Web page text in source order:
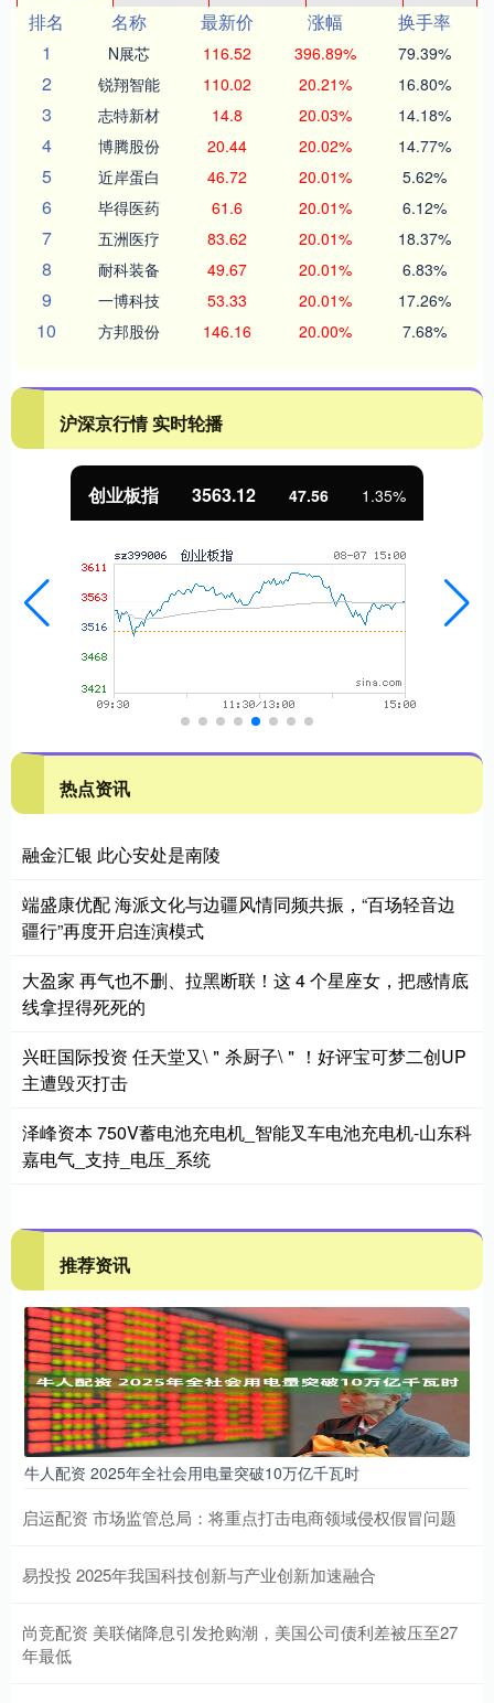
排名
名称 最新价 涨幅
换手率
1
N展芯 116.52 396.89% 79.39%
2 锐翔智能 110.02 20.21% 16.80%
3 志特新材 14.8 20.03% 14.18%
4 博腾股份 20.44 20.02% 14.77%
5 近岸蛋白 46.72 20.01% 5.62%
6 毕得医药 61.6 20.01% 6.12%
7 五洲医疗 83.62 20.01% 18.37%
8 耐科装备 49.67 20.01% 6.83%
9 一博科技 53.33 20.01% 17.26%
10 方邦股份 146.16 20.00% 7.68%
沪深京行情 实时轮播
基金指数 7242.10 12.30 0.17%
热点资讯
融金汇银 此心安处是南陵
端盛康优配 海派文化与边疆风情同频共振，“百场轻音边
疆行”再度开启连演模式
大盈家 再气也不删、拉黑断联！这 4 个星座女，把感情底
线拿捏得死死的
兴旺国际投资 任天堂又\＂杀厨子\＂！好评宝可梦二创UP
主遭毁灭打击
泽峰资本 750V蓄电池充电机_智能叉车电池充电机-山东科
嘉电气_支持_电压_系统
推荐资讯
牛人配资 2025年全社会用电量突破10万亿千瓦时
启运配资 市场监管总局：将重点打击电商领域侵权假冒问题
易投投 2025年我国科技创新与产业创新加速融合
尚竞配资 美联储降息引发抢购潮，美国公司债利差被压至27
年最低